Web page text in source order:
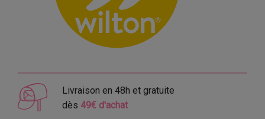
Livraison en 48h et gratuite
dès 49€ d'achat